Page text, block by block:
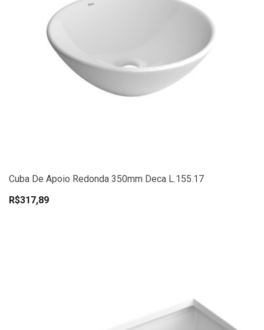
Cuba De Apoio Redonda 350mm Deca L.155.17
R$317,89